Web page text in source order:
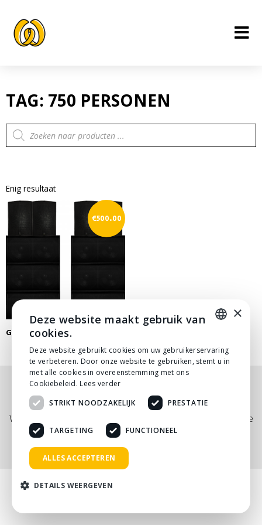
inhoud
TAG: 750 PERSONEN
Producten
zoeken
Enig resultaat
GELUIDSSET EVENEMENT
€500.00
Nog niet helemaal gevonden wat je zocht? Bekijk
onzePDF prijslijst, of neem contactmet ons op.
Wij adviseren je graag via telefoon, mail of tijdens een kopje
koffie!
DUTCH
×
Deze website maakt gebruik van
cookies.
Deze website gebruikt cookies om uw gebruikerservaring
te verbeteren. Door onze website te gebruiken, stemt u in
met alle cookies in overeenstemming met ons
Cookiebeleid. Lees verder
STRIKT NOODZAKELIJK
PRESTATIE
TARGETING FUNCTIONEEL
ALLES ACCEPTEREN
DETAILS WEERGEVEN